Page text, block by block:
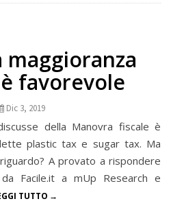
maggioranza
favorevole
Dic 3, 2019
della Manovra fiscale è
plastic tax e sugar tax. Ma
A provato a rispondere
da Facile.it a mUp Research e
TUTTO